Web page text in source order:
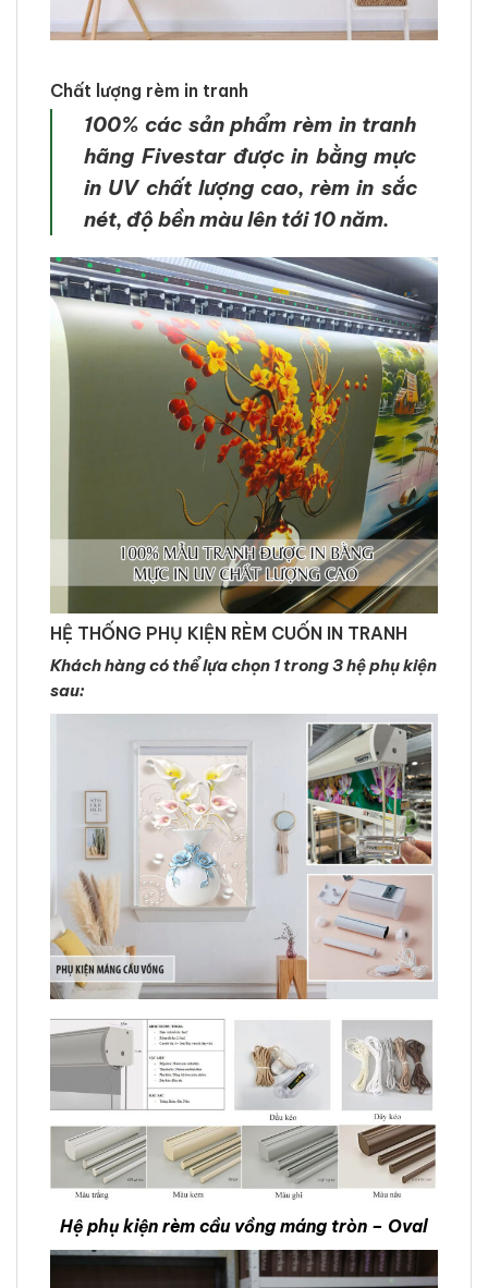
Chất lượng rèm in tranh
100% các sản phẩm rèm in tranh
hãng Fivestar được in bằng mực
in UV chất lượng cao, rèm in sắc
nét, độ bền màu lên tới 10 năm.
HỆ THỐNG PHỤ KIỆN RÈM CUỐN IN TRANH
Khách hàng có thể lựa chọn 1 trong 3 hệ phụ kiện
sau:
Hệ phụ kiện rèm cầu vồng máng tròn – Oval